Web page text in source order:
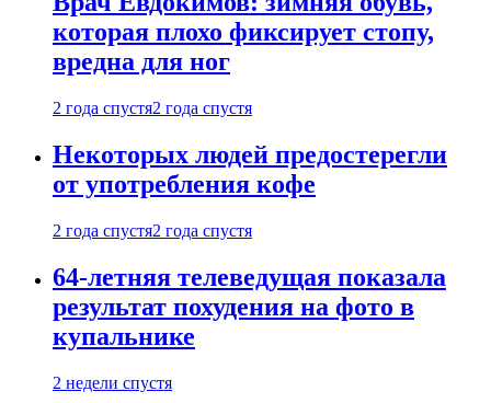
которая плохо фиксирует стопу,
вредна для ног
2 года спустя2 года спустя
Некоторых людей предостерегли
от употребления кофе
2 года спустя2 года спустя
64-летняя телеведущая показала
результат похудения на фото в
купальнике
2 недели спустя